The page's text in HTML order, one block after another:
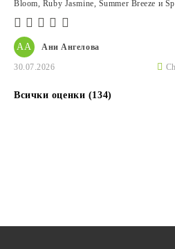
АА Ани Ангелова
30.07.2026
Bloom, Ruby Jasmine, Summer Breeze и
Всички оценки (134)